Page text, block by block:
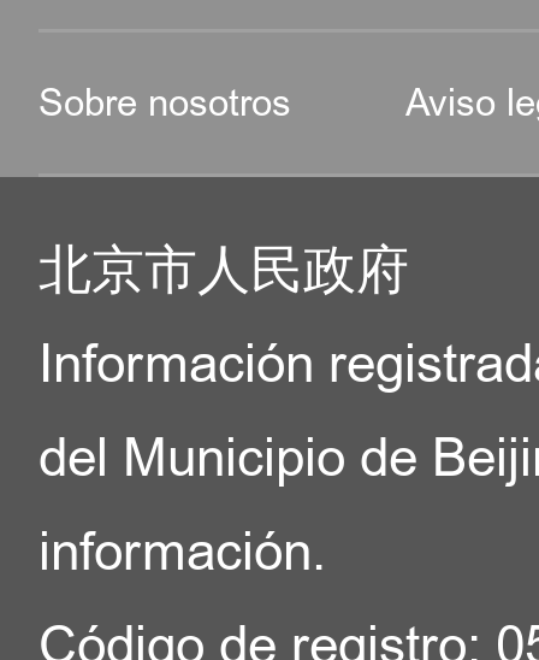
Sobre nosotros Aviso
北京市人民政府
Información
del Municipio de
información.